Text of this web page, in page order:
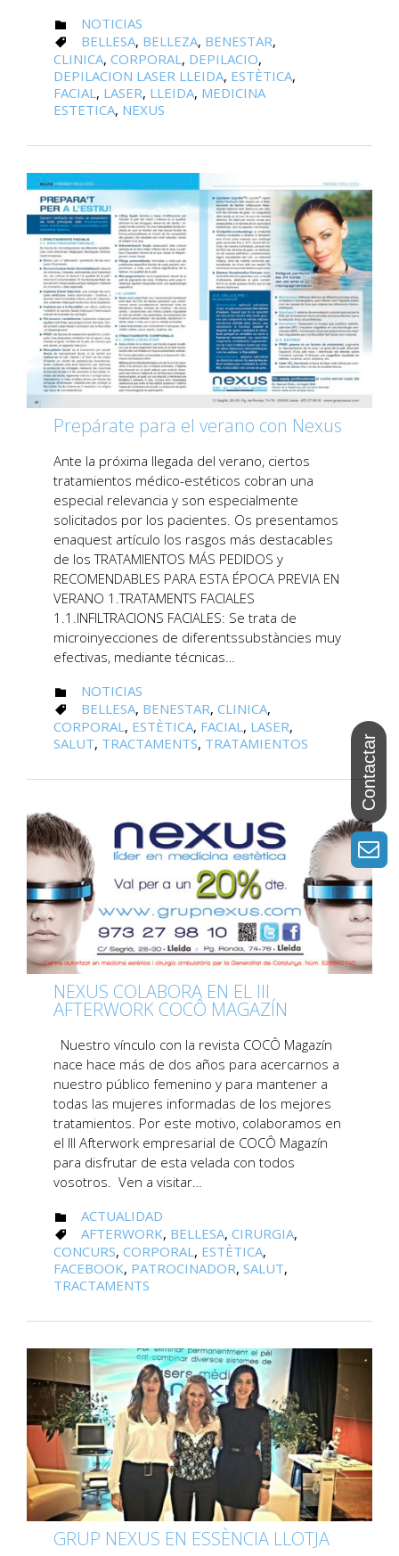
 CATEGORY
NOTICIAS
 CATEGORY
BELLESA, BELLEZA, BENESTAR,
CLINICA, CORPORAL, DEPILACIO,
DEPILACION LASER LLEIDA, ESTÈTICA,
FACIAL, LASER, LLEIDA, MEDICINA
ESTETICA, NEXUS
Prepárate para el verano con Nexus
Ante la próxima llegada del verano, ciertos
tratamientos médico-estéticos cobran una
especial relevancia y son especialmente
solicitados por los pacientes. Os presentamos
enaquest artículo los rasgos más destacables
de los TRATAMIENTOS MÁS PEDIDOS y
RECOMENDABLES PARA ESTA ÉPOCA PREVIA EN
VERANO 1.TRATAMENTS FACIALES
1.1.INFILTRACIONS FACIALES: Se trata de
microinyecciones de diferentssubstàncies muy
efectivas, mediante técnicas…
 CATEGORY
NOTICIAS
 CATEGORY
BELLESA, BENESTAR, CLINICA,
CORPORAL, ESTÈTICA, FACIAL, LASER,
SALUT, TRACTAMENTS, TRATAMIENTOS
NEXUS COLABORA EN EL III
AFTERWORK COCÔ MAGAZÍN
Nuestro vínculo con la revista COCÔ Magazín
nace hace más de dos años para acercarnos a
nuestro público femenino y para mantener a
todas las mujeres informadas de los mejores
tratamientos. Por este motivo, colaboramos en
el III Afterwork empresarial de COCÔ Magazín
para disfrutar de esta velada con todos
vosotros. Ven a visitar…
 CATEGORY
ACTUALIDAD
 CATEGORY
AFTERWORK, BELLESA, CIRURGIA,
CONCURS, CORPORAL, ESTÈTICA,
FACEBOOK, PATROCINADOR, SALUT,
TRACTAMENTS
GRUP NEXUS EN ESSÈNCIA LLOTJA